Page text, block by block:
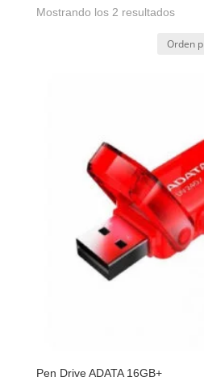
Mostrando los 2 resultados
Pen Drive ADATA 16GB+